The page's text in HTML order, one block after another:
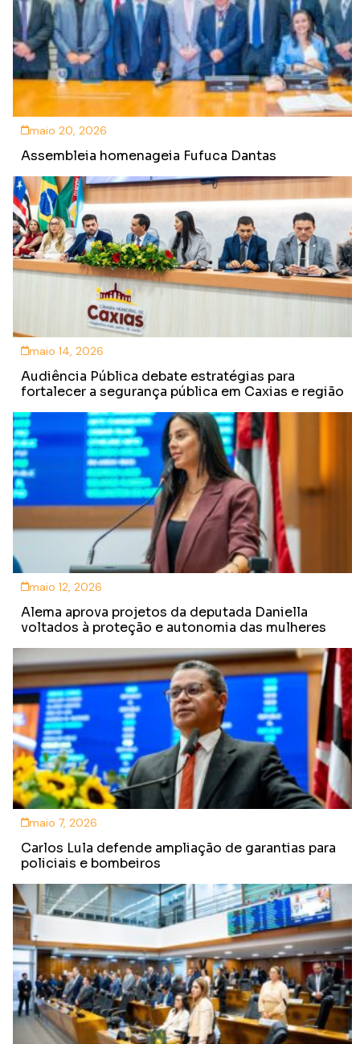
maio 20, 2026
Assembleia homenageia Fufuca Dantas
maio 14, 2026
Audiência Pública debate estratégias para
fortalecer a segurança pública em Caxias e região
maio 12, 2026
Alema aprova projetos da deputada Daniella
voltados à proteção e autonomia das mulheres
maio 7, 2026
Carlos Lula defende ampliação de garantias para
policiais e bombeiros